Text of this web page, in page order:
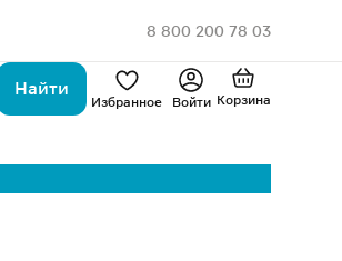
8 800 200 78 03
Найти
Избранное Войти Корзина